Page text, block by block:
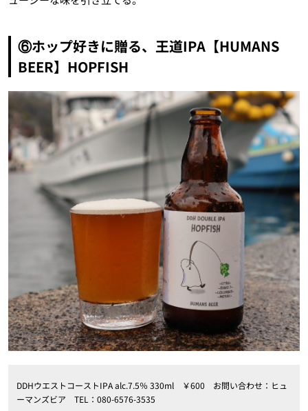
⑥ホップ好きに贈る、王道IPA【HUMANS
BEER】HOPFISH
DDHウエストコーストIPA alc.7.5％ 330ml ￥600 お問い合わせ：ヒュ
ーマンズビア TEL：080-6576-3535